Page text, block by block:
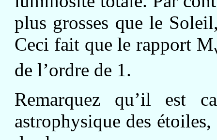
plus grosses que le
Ceci fait que le rapport M
de l’ordre de 1.
Remarquez qu’il est
astrophysique des